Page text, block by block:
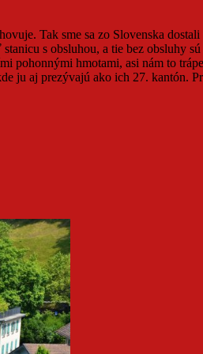
Tak sme sa zo Slovenska
s obsluhou, a tie bez obsluhy
hmotami, asi nám to
ju aj prezývajú ako ich 27. kantón.